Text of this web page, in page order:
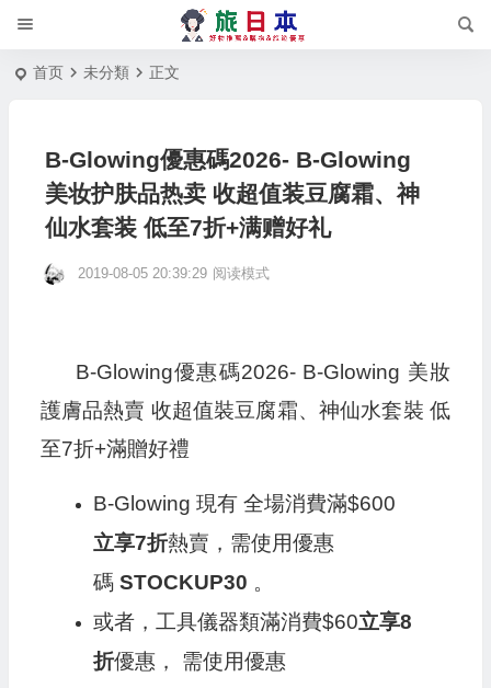
首页 未分類 正文
B-Glowing優惠碼2026- B-Glowing
美妆护肤品热卖 收超值装豆腐霜、神
仙水套装 低至7折+满赠好礼
2019-08-05 20:39:29 阅读模式
B-Glowing優惠碼2026- B-Glowing 美妝
護膚品熱賣 收超值裝豆腐霜、神仙水套裝 低
至7折+滿贈好禮
B-Glowing 現有 全場消費滿$600
立享7折熱賣，需使用優惠
碼 STOCKUP30 。
或者，工具儀器類滿消費$60立享8
折優惠， 需使用優惠